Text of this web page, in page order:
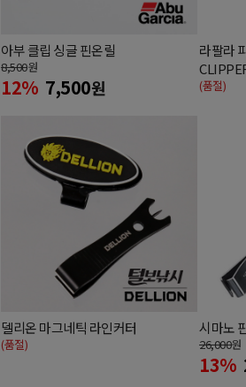
아부 클립 싱글 핀온릴
8,500원
12% 7,500원
라팔라
(품절)
델리온 마그네틱 라인커터
(품절)
시마노
26,000원
13%